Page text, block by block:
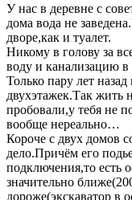
У нас в деревне с
дома вода не
дворе,как и туалет.
Никому в голову за
воду и канализацию
Только пару лет
двухэтажек.Так жить
пробовали,у тебя не
вообще нереально…
Короче с двух домов
дело.Причём его
подключения,то есть
значительно
дороже(экскаватор в